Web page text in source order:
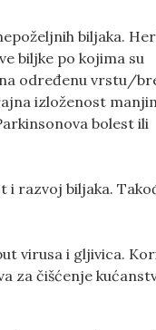
biljaka.
biljke po kojima su
određenu vrstu/
izloženost
bolest ili
i razvoj biljaka.
virusa i gljivica.
za čišćenje